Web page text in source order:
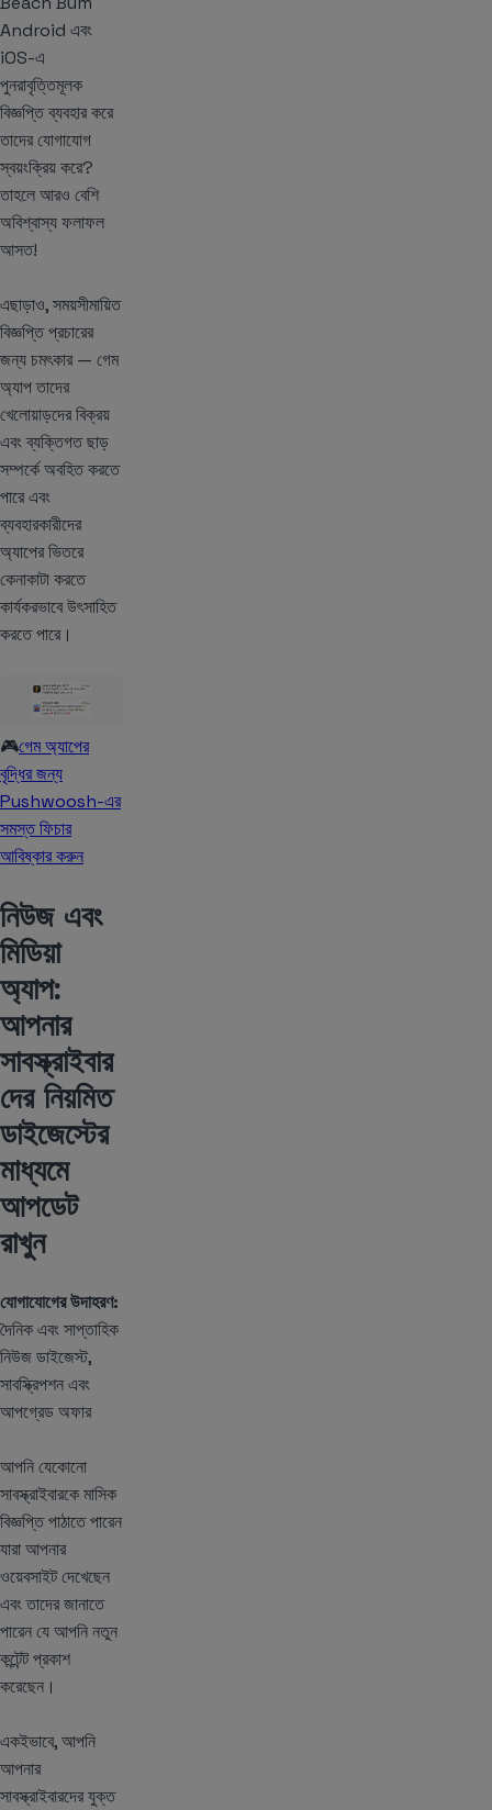
Android এবং
iOS-এ
পুনরাবৃত্তিমূলক
বিজ্ঞপ্তি ব্যবহার করে
তাদের যোগাযোগ
স্বয়ংক্রিয় করে?
তাহলে আরও বেশি
অবিশ্বাস্য ফলাফল
আসত!
এছাড়াও, সময়সীমায়িত
বিজ্ঞপ্তি প্রচারের
জন্য চমৎকার — গেম
অ্যাপ তাদের
খেলোয়াড়দের বিক্রয়
এবং ব্যক্তিগত ছাড়
সম্পর্কে অবহিত করতে
পারে এবং
ব্যবহারকারীদের
অ্যাপের ভিতরে
কেনাকাটা করতে
কার্যকরভাবে উৎসাহিত
করতে পারে।
🎮গেম অ্যাপের
বৃদ্ধির জন্য
Pushwoosh-এর
সমস্ত ফিচার
আবিষ্কার করুন
নিউজ এবং
মিডিয়া
অ্যাপ:
আপনার
সাবস্ক্রাইবার
দের নিয়মিত
ডাইজেস্টের
মাধ্যমে
আপডেট
রাখুন
যোগাযোগের উদাহরণ:
দৈনিক এবং সাপ্তাহিক
নিউজ ডাইজেস্ট,
সাবস্ক্রিপশন এবং
আপগ্রেড অফার
আপনি যেকোনো
সাবস্ক্রাইবারকে মাসিক
বিজ্ঞপ্তি পাঠাতে পারেন
যারা আপনার
ওয়েবসাইট দেখেছেন
এবং তাদের জানাতে
পারেন যে আপনি নতুন
কন্টেন্ট প্রকাশ
করেছেন।
একইভাবে, আপনি
আপনার
সাবস্ক্রাইবারদের যুক্ত